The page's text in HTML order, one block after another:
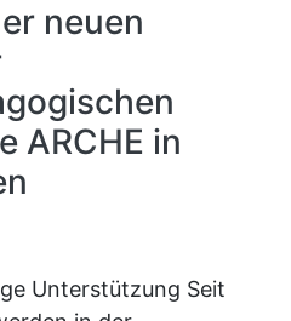
neuen
ARCHE in
Unterstützung Seit